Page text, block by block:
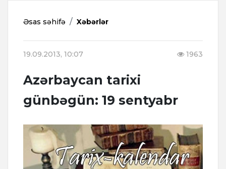
Əsas səhifə Xəbərlər
19.09.2013, 10:07 1963
Azərbaycan tarixi
günbəgün: 19 sentyabr